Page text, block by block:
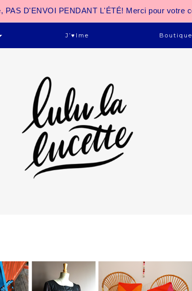
PAS D'ENVOI PENDANT L'ÉTÉ! Merci pour votre
J’♥ime Boutique